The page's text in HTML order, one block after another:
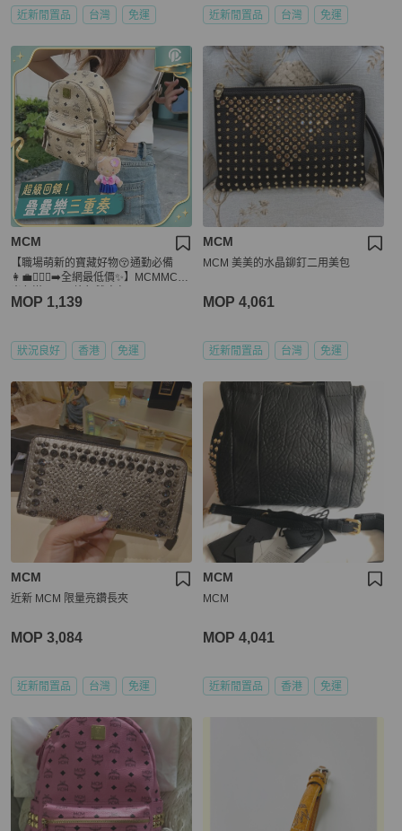
近新閒置品 台灣 免運 近新閒置品 台灣 免運
MCM
【職場萌新的寶藏好物😚通勤必備
👩‍💼🏃🏻‍♀️‍➡️全網最低價✨】MCMMCM
MOP 1,139
狀況良好 香港 免運
MCM
MCM 美美的水晶鉚釘二用美包
MOP 4,061
近新閒置品 台灣 免運
MCM
近新 MCM 限量亮鑽長夾
MOP 3,084
近新閒置品 台灣 免運
MCM
MCM
MOP 4,041
近新閒置品 香港 免運